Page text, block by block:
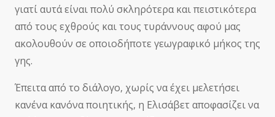
γιατί αυτά είναι πολύ σκληρότερα και πειστικότερα
από τους εχθρούς και τους τυράννους αφού μας
ακολουθούν σε οποιοδήποτε γεωγραφικό μήκος της
γης.
Έπειτα από το διάλογο, χωρίς να έχει μελετήσει
κανένα κανόνα ποιητικής, η Ελισάβετ αποφασίζει να